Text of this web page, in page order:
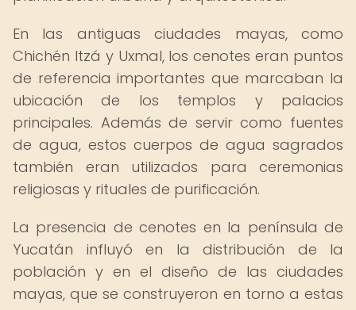
En las antiguas ciudades mayas, como
Chichén Itzá y Uxmal, los cenotes eran puntos
de referencia importantes que marcaban la
ubicación de los templos y palacios
principales. Además de servir como fuentes
de agua, estos cuerpos de agua sagrados
también eran utilizados para ceremonias
religiosas y rituales de purificación.
La presencia de cenotes en la península de
Yucatán influyó en la distribución de la
población y en el diseño de las ciudades
mayas, que se construyeron en torno a estas